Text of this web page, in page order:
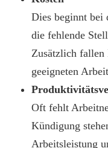
Dies beginnt bei
die fehlende
Zusätzlich fallen
geeigneten
Oft fehlt
Kündigung
Arbeitsleistung